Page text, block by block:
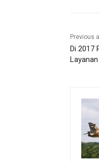
Previous
Di 2017